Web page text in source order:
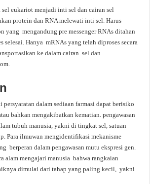
sel eukariot menjadi inti sel dan cairan sel
protein dan RNA melewati inti sel. Harus
yang mengandung pre messenger RNAs ditahan
selesai. Hanya mRNAs yang telah diproses secara
ke dalam cairan sel dan
dalam sediaan farmasi dapat berisiko
bahkan mengakibatkan kematian. pengawasan
tubuh manusia, yakni di tingkat sel, satuan
Para ilmuwan mengidentifikasi mekanisme
berperan dalam pengawasan mutu ekspresi gen.
alam mengajari manusia bahwa rangkaian
dimulai dari tahap yang paling kecil, yakni